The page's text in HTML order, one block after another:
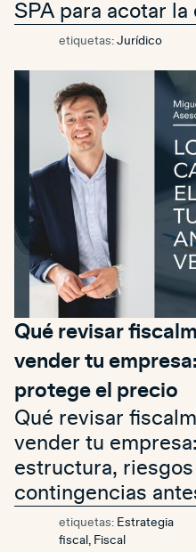
SPA para acotar
etiquetas: Jurídico
Qué revisar
vender tu
protege el precio
Qué revisar
vender tu
estructura,
contingencias
etiquetas: Estrategia
fiscal
Fiscal